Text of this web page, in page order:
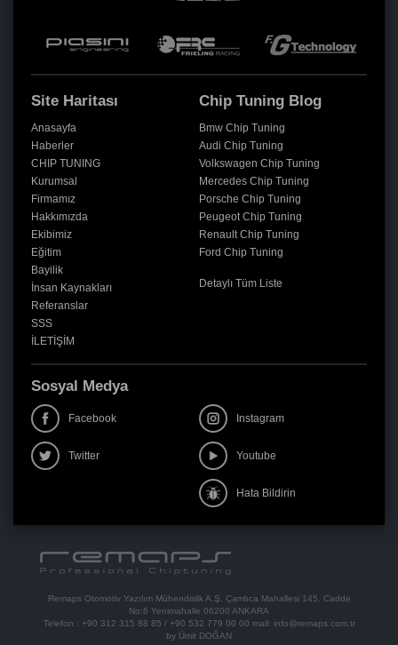
Site Haritası
Anasayfa
Haberler
CHIP TUNING
Kurumsal
Firmamız
Hakkımızda
Ekibimiz
Eğitim
Bayilik
İnsan Kaynakları
Referanslar
SSS
İLETİŞİM
Chip Tuning Blog
Bmw Chip Tuning
Audi Chip Tuning
Volkswagen Chip Tuning
Mercedes Chip Tuning
Porsche Chip Tuning
Peugeot Chip Tuning
Renault Chip Tuning
Ford Chip Tuning
Detaylı Tüm Liste
Sosyal Medya
Facebook Instagram
Twitter Youtube
Hata Bildirin
Remaps Otomotiv Yazılım Mühendislik A.Ş. Çamlıca Mahallesi 145. Cadde
No:6 Yenimahalle 06200 ANKARA
Telefon : +90 312 315 88 85 / +90 532 779 00 00 mail: info@remaps.com.tr
by Ümit DOĞAN